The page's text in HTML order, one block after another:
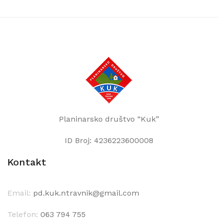
Planinarsko društvo “Kuk”
ID Broj: 4236223600008
Kontakt
Email: pd.kuk.ntravnik@gmail.com
Telefon: 063 794 755